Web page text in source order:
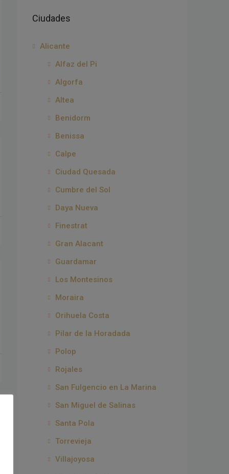
Ciudades
Alicante
Alfaz del Pi
Algorfa
Altea
Benidorm
Benissa
Calpe
Ciudad Quesada
Cumbre del Sol
Daya Nueva
Finestrat
Gran Alacant
Guardamar
Los Montesinos
Moraira
Orihuela Costa
Pilar de la Horadada
Polop
Rojales
San Fulgencio en La Marina
San Miguel de Salinas
Santa Pola
Torrevieja
Villajoyosa